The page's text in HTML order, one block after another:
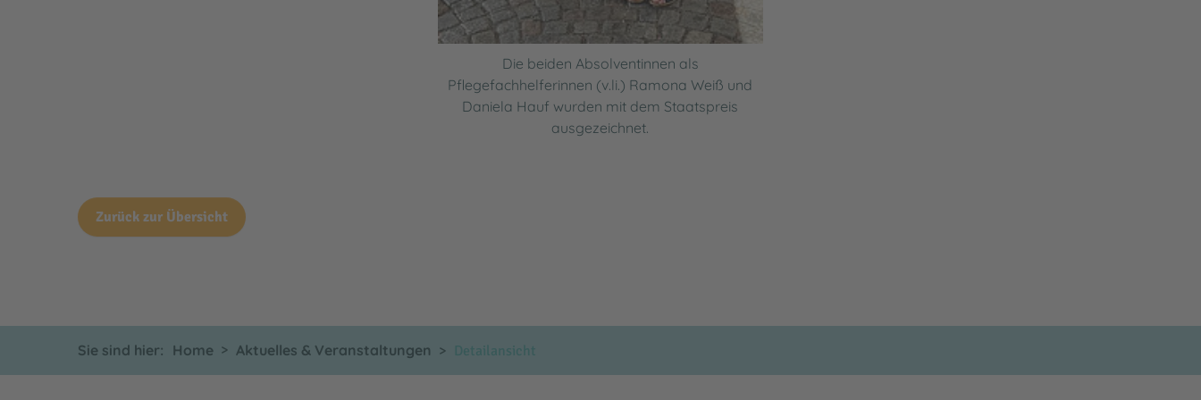
Die beiden Absolventinnen als
Pflegefachhelferinnen (v.li.) Ramona Weiß und
Daniela Hauf wurden mit dem Staatspreis
ausgezeichnet.
Zurück zur Übersicht
Sie sind hier: Home Aktuelles & Veranstaltungen Detailansicht